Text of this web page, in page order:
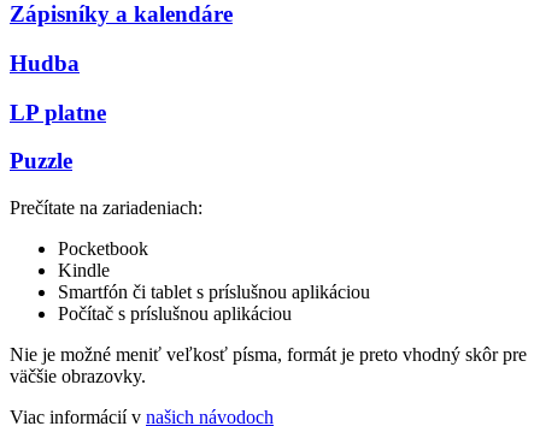
Zápisníky a kalendáre
Hudba
LP platne
Puzzle
Prečítate na zariadeniach:
Pocketbook
Kindle
Smartfón či tablet s príslušnou aplikáciou
Počítač s príslušnou aplikáciou
Nie je možné meniť veľkosť písma, formát je preto vhodný skôr pre
väčšie obrazovky.
Viac informácií v našich návodoch